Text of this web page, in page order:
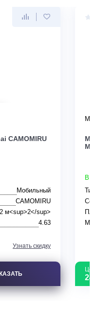
CAMOMIRU
Мобильный
CAMOMIRU
м<sup>2</sup>
4.63
Узнать скидку
В
Тип
24